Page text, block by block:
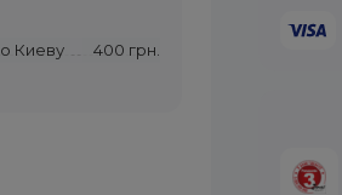
Киеву 400 грн.